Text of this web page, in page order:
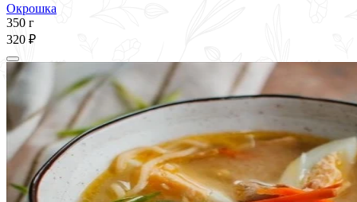
Окрошка
350 г
320 ₽